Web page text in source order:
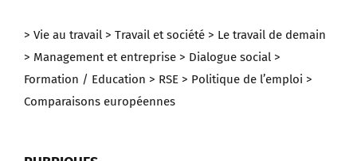
> Vie au travail > Travail et société > Le travail de demain
> Management et entreprise > Dialogue social >
Formation / Education > RSE > Politique de l’emploi >
Comparaisons européennes